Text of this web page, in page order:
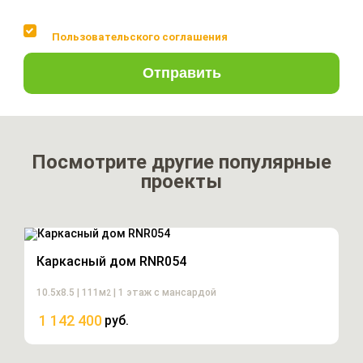
Пользовательского соглашения
Отправить
Посмотрите другие популярные
проекты
Каркасный дом RNR054
10.5х8.5 | 111м2 | 1 этаж с мансардой
1 142 400 руб.